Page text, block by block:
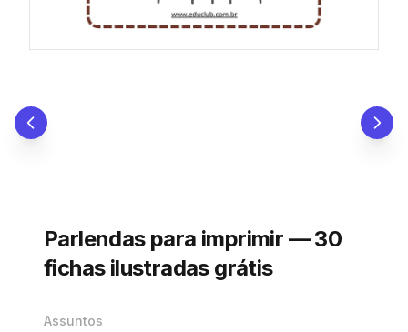
Parlendas para imprimir — 30
fichas ilustradas grátis
Assuntos